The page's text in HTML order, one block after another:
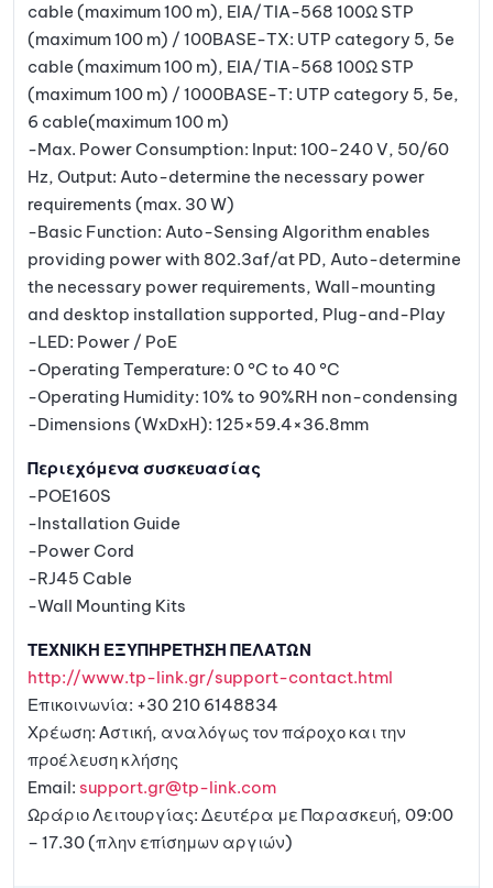
cable (maximum 100 m), EIA/TIA-568 100Ω STP
(maximum 100 m) / 100BASE-TX: UTP category 5, 5e
cable (maximum 100 m), EIA/TIA-568 100Ω STP
(maximum 100 m) / 1000BASE-T: UTP category 5, 5e,
6 cable(maximum 100 m)
-Max. Power Consumption: Input: 100-240 V, 50/60
Hz, Output: Auto-determine the necessary power
requirements (max. 30 W)
-Basic Function: Auto-Sensing Algorithm enables
providing power with 802.3af/at PD, Auto-determine
the necessary power requirements, Wall-mounting
and desktop installation supported, Plug-and-Play
-LED: Power / PoE
-Operating Temperature: 0 °C to 40 °C
-Operating Humidity: 10% to 90%RH non-condensing
-Dimensions (WxDxH): 125×59.4×36.8mm
Περιεχόμενα συσκευασίας
-POE160S
-Installation Guide
-Power Cord
-RJ45 Cable
-Wall Mounting Kits
ΤΕΧΝΙΚΗ ΕΞΥΠΗΡΕΤΗΣΗ ΠΕΛΑΤΩΝ
http://www.tp-link.gr/support-contact.html
Επικοινωνία: +30 210 6148834
Χρέωση: Αστική, αναλόγως τον πάροχο και την
προέλευση κλήσης
Email: support.gr@tp-link.com
Ωράριο Λειτουργίας: Δευτέρα με Παρασκευή, 09:00
– 17.30 (πλην επίσημων αργιών)